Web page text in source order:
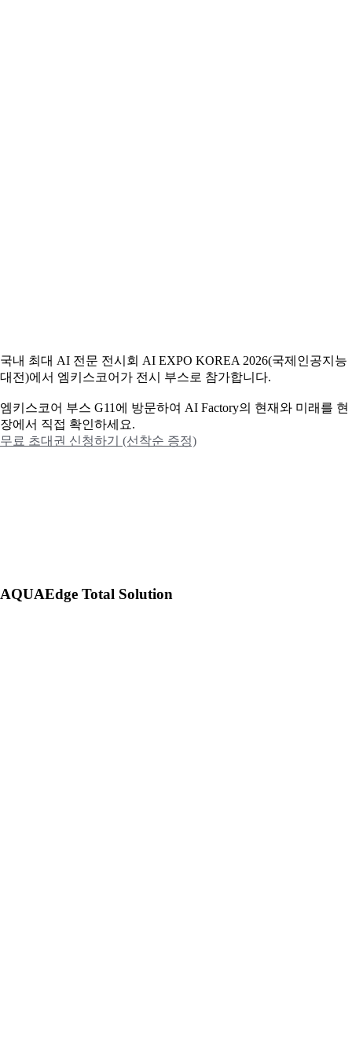
국내 최대 AI 전문 전시회 AI EXPO KOREA 2026(국제인공지능
대전)에서 엠키스코어가 전시 부스로 참가합니다.
엠키스코어 부스 G11에 방문하여 AI Factory의 현재와 미래를 현
장에서 직접 확인하세요.
무료 초대권 신청하기 (선착순 증정)
AQUAEdge Total Solution